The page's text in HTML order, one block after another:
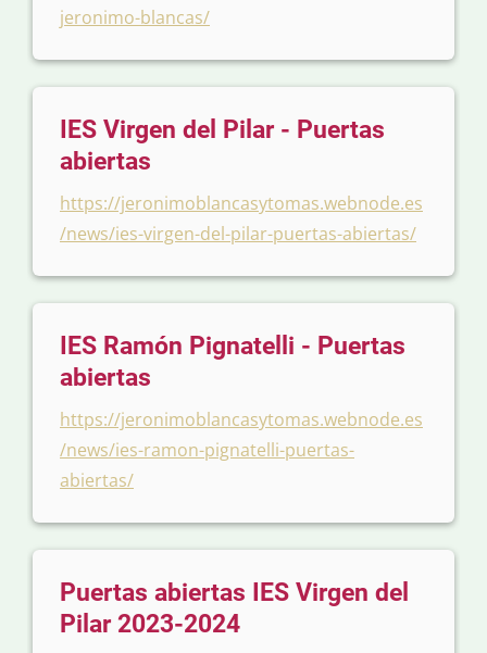
jeronimo-blancas/
IES Virgen del Pilar - Puertas
abiertas
https://jeronimoblancasytomas.webnode.es
/news/ies-virgen-del-pilar-puertas-abiertas/
IES Ramón Pignatelli - Puertas
abiertas
https://jeronimoblancasytomas.webnode.es
/news/ies-ramon-pignatelli-puertas-
abiertas/
Puertas abiertas IES Virgen del
Pilar 2023-2024